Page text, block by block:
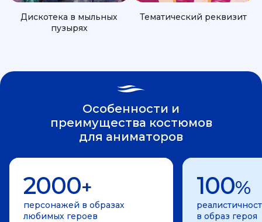
Дискотека в мыльных
пузырях
Тематический реквизит
Особенности и
преимущества костюмов
для аниматоров
2000+
персонажей в образах
любимых героев
100%
в образ героя